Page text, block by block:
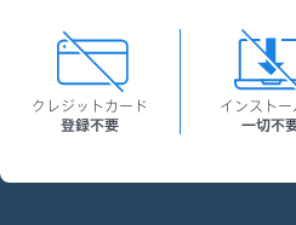
クレジットカード
登録不要
インストー
一切不